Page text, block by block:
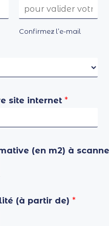
Confirmez l’e-mail
site internet*
(en m2) à
(à partir de)*